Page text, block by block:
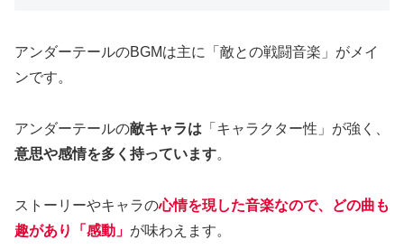
アンダーテールのBGMは主に「敵との戦闘音楽」がメイ
ンです。
アンダーテールの敵キャラは 「キャラクター性」が強く、
意思や感情を多く持っています。
ストーリーやキャラの心情を現した音楽なので、どの曲も
趣があり「感動」 が味わえます。